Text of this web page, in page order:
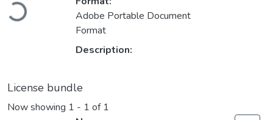
Adobe Portable Document
Format
Description:
License bundle
Now showing 1 - 1 of 1